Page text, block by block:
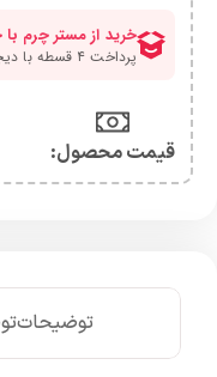
قیمت محصول:​
توضیحات